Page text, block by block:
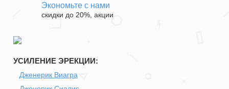
Экономьте с нами
скидки до 20%, акции
УСИЛЕНИЕ ЭРЕКЦИИ:
Дженерик Виагра